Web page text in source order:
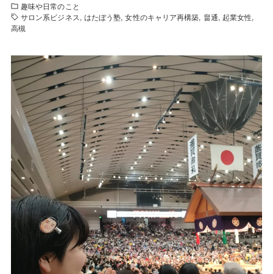
趣味や日常のこと
サロン系ビジネス はたぼう塾 女性のキャリア再構築 畠通 起業女性
高槻